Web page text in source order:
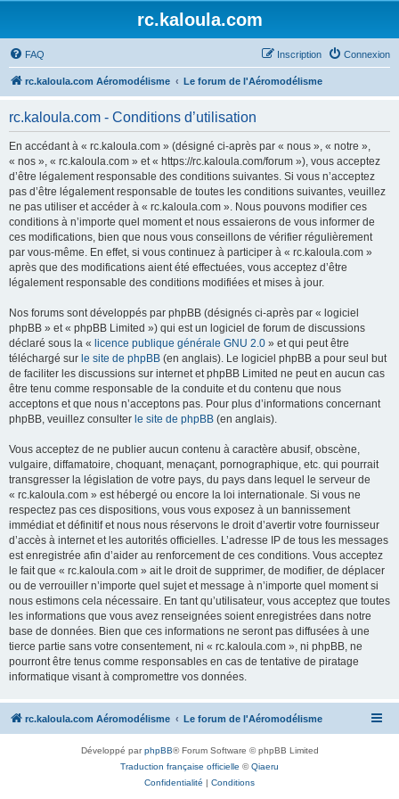
rc.kaloula.com
FAQ Connexion
Inscription
rc.kaloula.com Aéromodélisme Le forum de l'Aéromodélisme
rc.kaloula.com - Conditions d’utilisation
En accédant à « rc.kaloula.com » (désigné ci-après par « nous », « notre »,
« nos », « rc.kaloula.com » et « https://rc.kaloula.com/forum »), vous acceptez
d’être légalement responsable des conditions suivantes. Si vous n’acceptez
pas d’être légalement responsable de toutes les conditions suivantes, veuillez
ne pas utiliser et accéder à « rc.kaloula.com ». Nous pouvons modifier ces
conditions à n’importe quel moment et nous essaierons de vous informer de
ces modifications, bien que nous vous conseillons de vérifier régulièrement
par vous-même. En effet, si vous continuez à participer à « rc.kaloula.com »
après que des modifications aient été effectuées, vous acceptez d’être
légalement responsable des conditions modifiées et mises à jour.
Nos forums sont développés par phpBB (désignés ci-après par « logiciel
phpBB » et « phpBB Limited ») qui est un logiciel de forum de discussions
déclaré sous la « licence publique générale GNU 2.0 » et qui peut être
téléchargé sur le site de phpBB (en anglais). Le logiciel phpBB a pour seul but
de faciliter les discussions sur internet et phpBB Limited ne peut en aucun cas
être tenu comme responsable de la conduite et du contenu que nous
acceptons et que nous n’acceptons pas. Pour plus d’informations concernant
phpBB, veuillez consulter le site de phpBB (en anglais).
Vous acceptez de ne publier aucun contenu à caractère abusif, obscène,
vulgaire, diffamatoire, choquant, menaçant, pornographique, etc. qui pourrait
transgresser la législation de votre pays, du pays dans lequel le serveur de
« rc.kaloula.com » est hébergé ou encore la loi internationale. Si vous ne
respectez pas ces dispositions, vous vous exposez à un bannissement
immédiat et définitif et nous nous réservons le droit d’avertir votre fournisseur
d’accès à internet et les autorités officielles. L’adresse IP de tous les messages
est enregistrée afin d’aider au renforcement de ces conditions. Vous acceptez
le fait que « rc.kaloula.com » ait le droit de supprimer, de modifier, de déplacer
ou de verrouiller n’importe quel sujet et message à n’importe quel moment si
nous estimons cela nécessaire. En tant qu’utilisateur, vous acceptez que toutes
les informations que vous avez renseignées soient enregistrées dans notre
base de données. Bien que ces informations ne seront pas diffusées à une
tierce partie sans votre consentement, ni « rc.kaloula.com », ni phpBB, ne
pourront être tenus comme responsables en cas de tentative de piratage
informatique visant à compromettre vos données.
rc.kaloula.com Aéromodélisme Le forum de l'Aéromodélisme
Développé parphpBB® Forum Software © phpBB Limited
Traduction française officielle ©Qiaeru
Confidentialité | Conditions